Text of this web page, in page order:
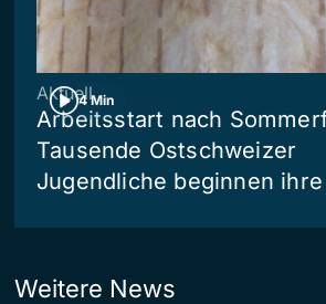
4 Min
Aktuell
Arbeitsstart nach
Tausende Ostschweizer
Jugendliche beginnen
Weitere News